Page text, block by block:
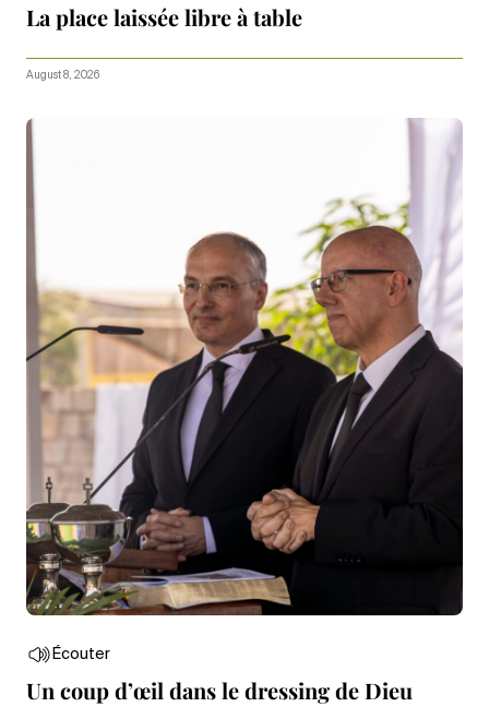
La place laissée libre à table
August 8, 2026
Écouter
Un coup d’œil dans le dressing de Dieu